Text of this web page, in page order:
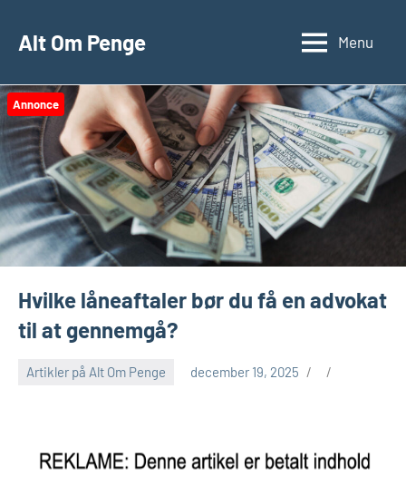
Alt Om Penge Menu
Annonce
Hvilke låneaftaler bør du få en advokat
til at gennemgå?
Artikler på Alt Om Penge december 19, 2025